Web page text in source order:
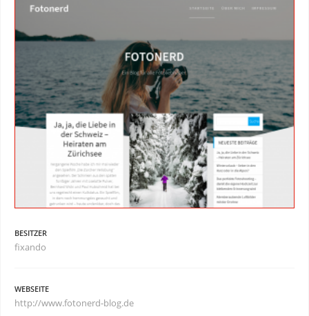
BESITZER
fixando
WEBSEITE
http://www.fotonerd-blog.de